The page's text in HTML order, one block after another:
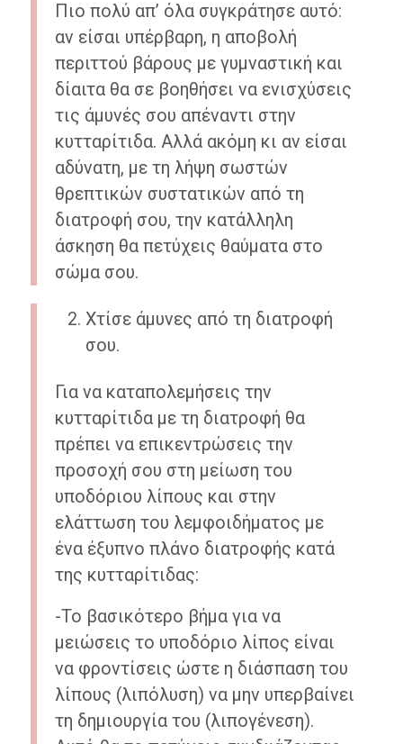
Πιο πολύ απ’ όλα συγκράτησε αυτό:
αν είσαι υπέρβαρη, η αποβολή
περιττού βάρους με γυμναστική και
δίαιτα θα σε βοηθήσει να ενισχύσεις
τις άμυνές σου απέναντι στην
κυτταρίτιδα. Αλλά ακόμη κι αν είσαι
αδύνατη, με τη λήψη σωστών
θρεπτικών συστατικών από τη
διατροφή σου, την κατάλληλη
άσκηση θα πετύχεις θαύματα στο
σώμα σου.
Χτίσε άμυνες από τη διατροφή
σου.
Για να καταπολεμήσεις την
κυτταρίτιδα με τη διατροφή θα
πρέπει να επικεντρώσεις την
προσοχή σου στη μείωση του
υποδόριου λίπους και στην
ελάττωση του λεμφοιδήματος με
ένα έξυπνο πλάνο διατροφής κατά
της κυτταρίτιδας:
-Το βασικότερο βήμα για να
μειώσεις το υποδόριο λίπος είναι
να φροντίσεις ώστε η διάσπαση του
λίπους (λιπόλυση) να μην υπερβαίνει
τη δημιουργία του (λιπογένεση).